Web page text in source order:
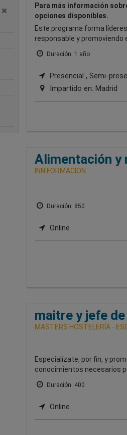
Para más información
opciones disponibles.
Este programa forma
responsable y promoviendo
Duración: 1 año
Presencial , Semi-
Impartido en: Madrid
Alimentación y
INN FORMACION
Duración: 850
Online
maitre y jefe
MASTERS HOSTELERÍA -
Especialízate, por fin, y
conocimientos necesarios
Duración: 400
Online